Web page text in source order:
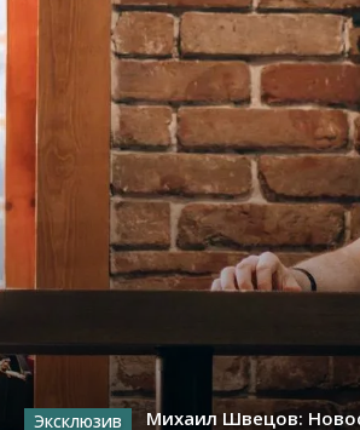
Михаил Швецов: